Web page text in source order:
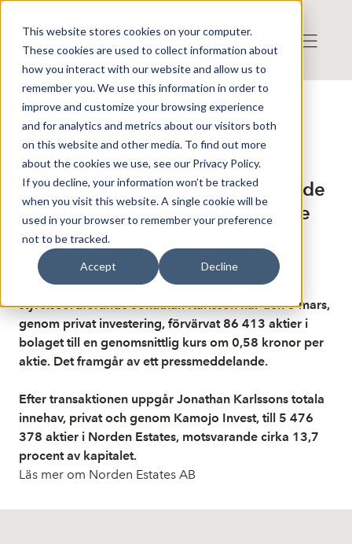
This website stores cookies on your computer.
These cookies are used to collect information about
how you interact with our website and allow us to
remember you. We use this information in order to
improve and customize your browsing experience
and for analytics and metrics about our visitors both
on this website and other media. To find out more
about the cookies we use, see our Privacy Policy.
If you decline, your information won’t be tracked
when you visit this website. A single cookie will be
used in your browser to remember your preference
not to be tracked.
Accept Decline
Publicerat: 2026-03-04 08:55:17
Detta är en nyhet från nyhetsbyrån FinwireDisclaimer
Finwire om Norden Estates AB:
Norden Estates styrelseordförande
Jonathan Karlsson gör ett mindre
aktieköp
Fastighetsutvecklingsbolaget Norden Estates
styrelseordförande Jonathan Karlsson har den 3 mars,
genom privat investering, förvärvat 86 413 aktier i
bolaget till en genomsnittlig kurs om 0,58 kronor per
aktie. Det framgår av ett pressmeddelande.
Efter transaktionen uppgår Jonathan Karlssons totala
innehav, privat och genom Kamojo Invest, till 5 476
378 aktier i Norden Estates, motsvarande cirka 13,7
procent av kapitalet.
Läs mer om Norden Estates AB